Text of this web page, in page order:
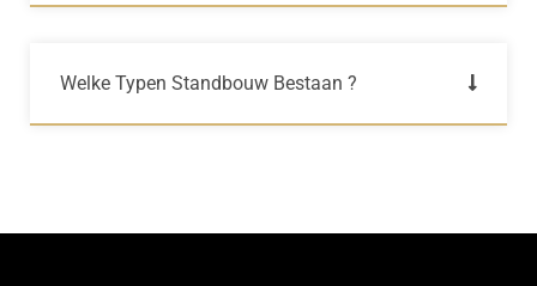
Welke Typen Standbouw Bestaan ?